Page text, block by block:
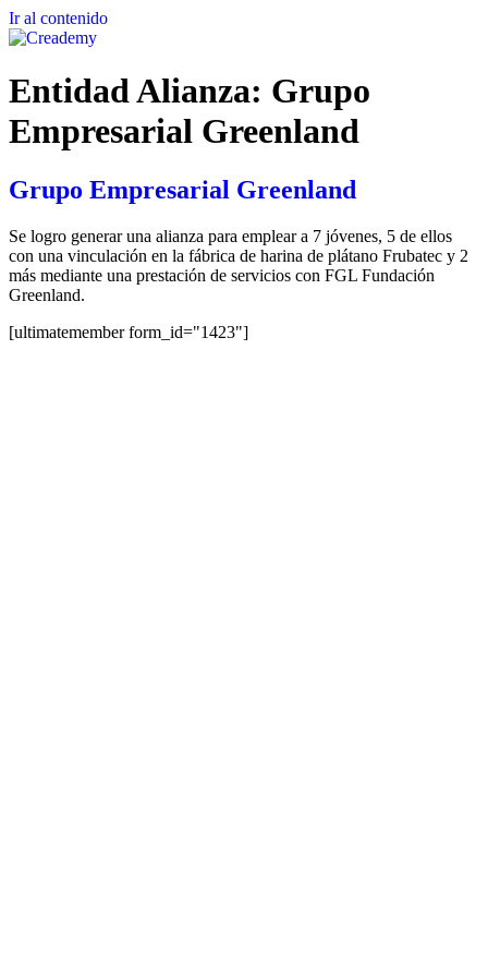
Ir al contenido
Entidad Alianza: Grupo
Empresarial Greenland
Grupo Empresarial Greenland
Se logro generar una alianza para emplear a 7 jóvenes, 5 de ellos
con una vinculación en la fábrica de harina de plátano Frubatec y 2
más mediante una prestación de servicios con FGL Fundación
Greenland.
[ultimatemember form_id="1423"]